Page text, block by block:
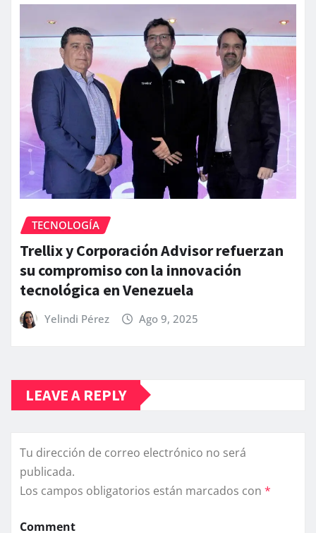
TECNOLOGÍA
Trellix y Corporación Advisor refuerzan
su compromiso con la innovación
tecnológica en Venezuela
Yelindi Pérez Ago 9, 2025
LEAVE A REPLY
Tu dirección de correo electrónico no será
publicada.
Los campos obligatorios están marcados con *
Comment